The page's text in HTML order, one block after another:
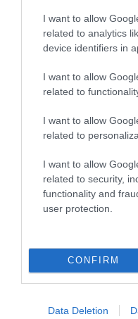
I want to allow
related to analytics
device identifiers in
I want to allow
related to
I want to allow
related to
I want to allow
related to security,
functionality and
user protection.
CONFIRM
Data Deletion
ÖS
ÉS